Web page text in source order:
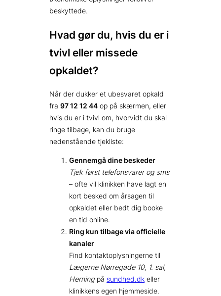
beskyttede.
Hvad gør du, hvis du er i
tvivl eller missede
opkaldet?
Når der dukker et ubesvaret opkald
fra 97 12 12 44 op på skærmen, eller
hvis du er i tvivl om, hvorvidt du skal
ringe tilbage, kan du bruge
nedenstående tjekliste:
Gennemgå dine beskeder
Tjek først telefonsvarer og sms
– ofte vil klinikken have lagt en
kort besked om årsagen til
opkaldet eller bedt dig booke
en tid online.
Ring kun tilbage via officielle
kanaler
Find kontaktoplysningerne til
Lægerne Nørregade 10, 1. sal,
Herningpå sundhed.dk eller
klinikkens egen hjemmeside.